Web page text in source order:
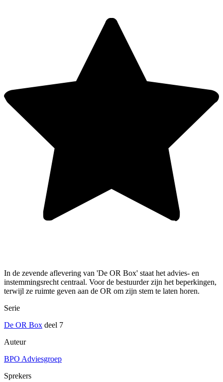
In de zevende aflevering van 'De OR Box' staat het advies- en
instemmingsrecht centraal. Voor de bestuurder zijn het beperkingen,
terwijl ze ruimte geven aan de OR om zijn stem te laten horen.
Serie
De OR Box deel 7
Auteur
BPO Adviesgroep
Sprekers